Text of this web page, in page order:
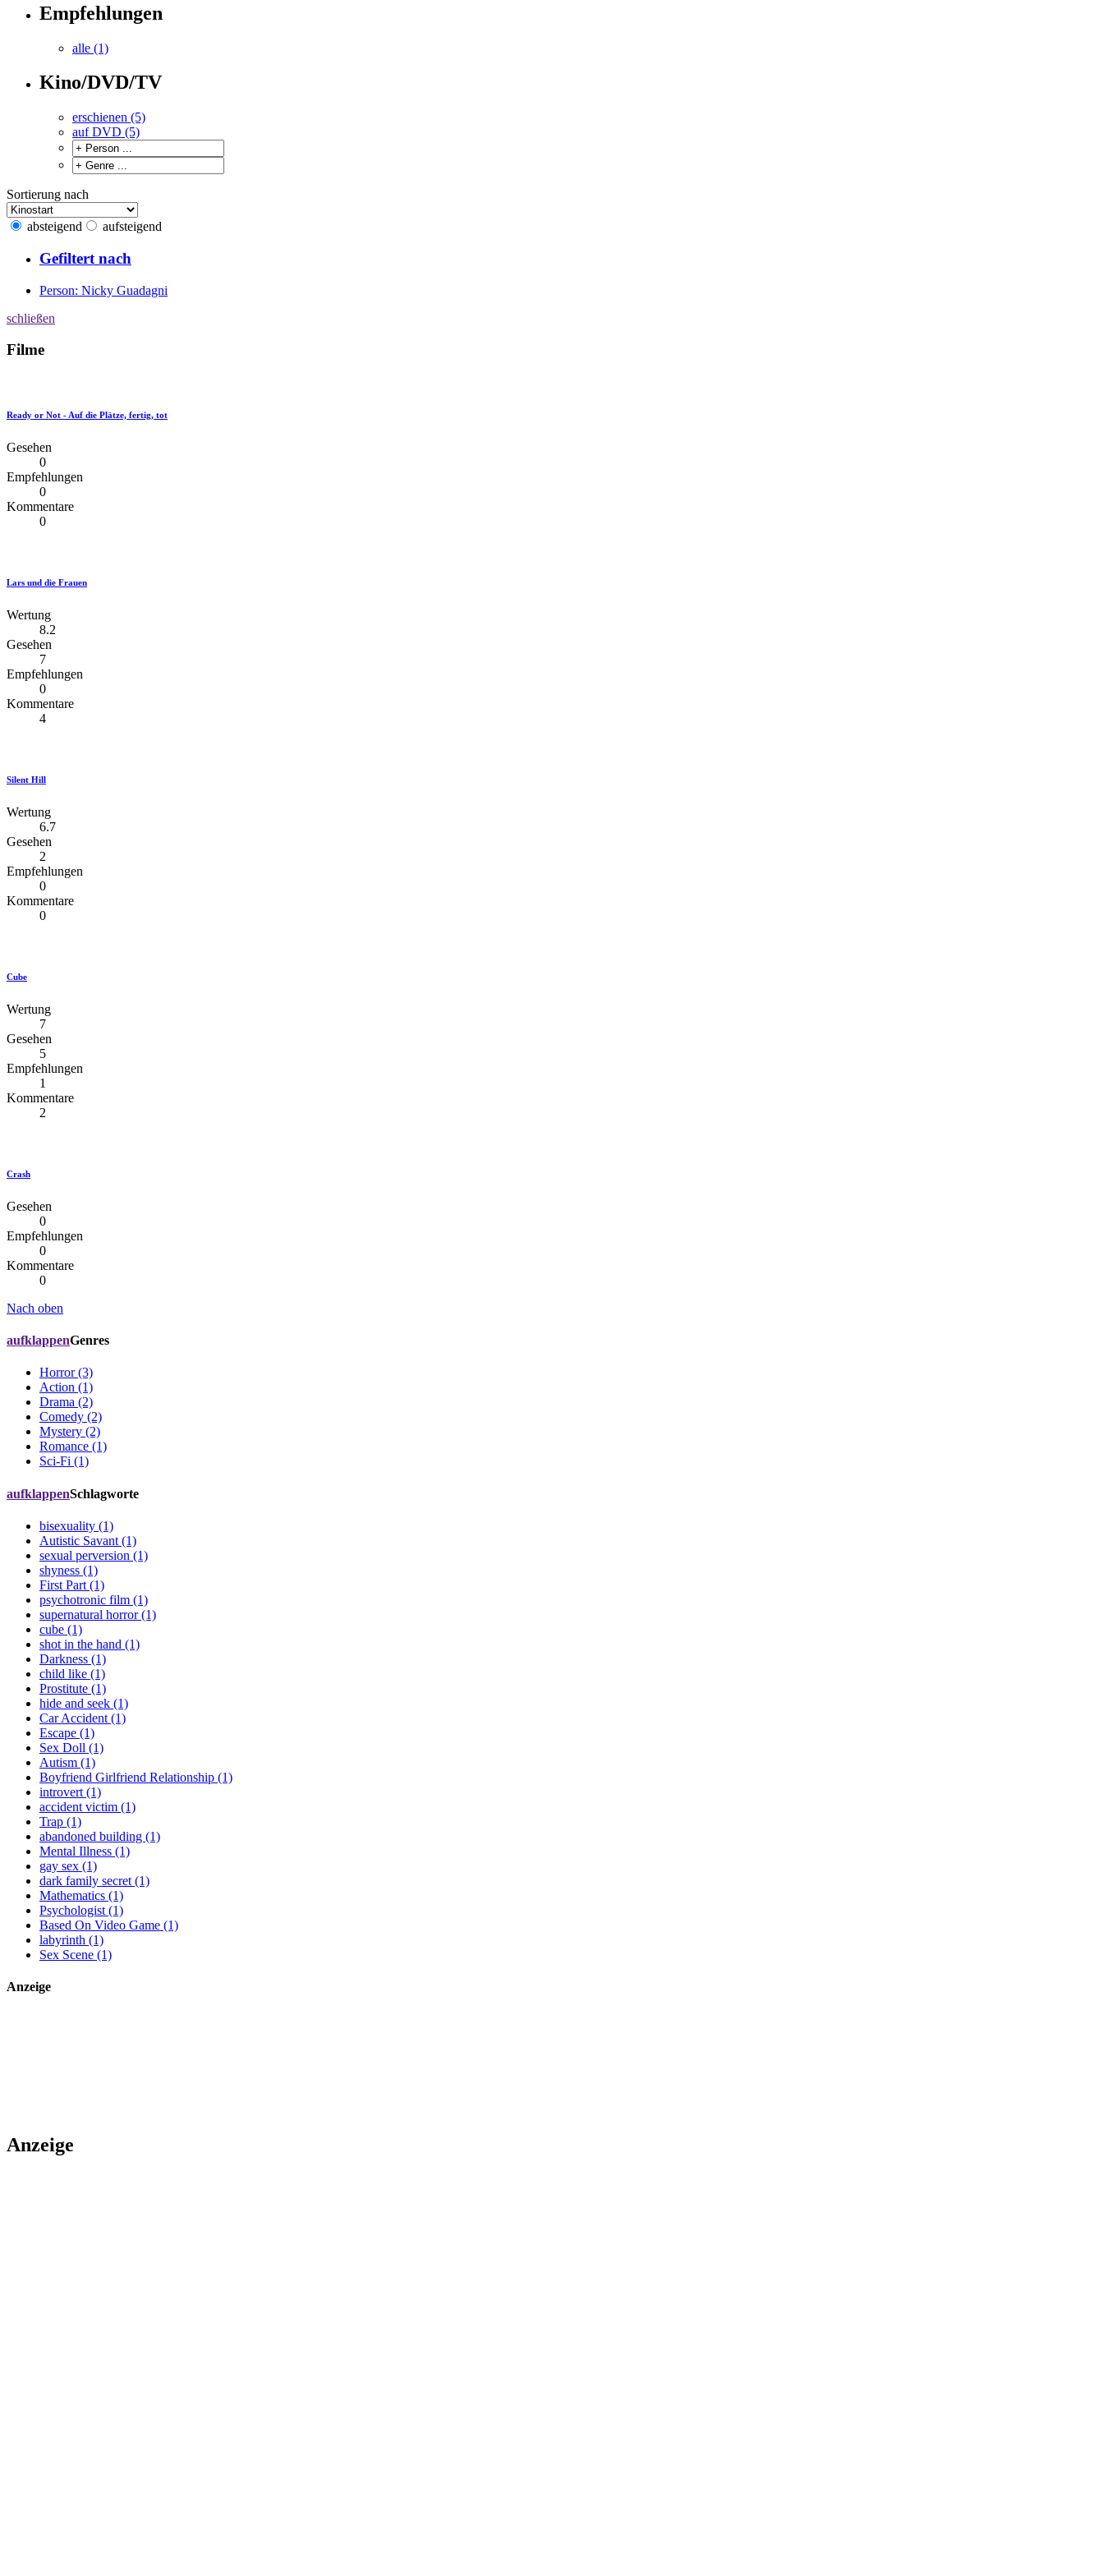
Empfehlungen
alle (1)
Kino/DVD/TV
erschienen (5)
auf DVD (5)
Sortierung nach
absteigend aufsteigend
Gefiltert nach
Person: Nicky Guadagni
schließen
Filme
Ready or Not - Auf die Plätze, fertig, tot
Gesehen
0
Empfehlungen
0
Kommentare
0
Lars und die Frauen
Wertung
8.2
Gesehen
7
Empfehlungen
0
Kommentare
4
Silent Hill
Wertung
6.7
Gesehen
2
Empfehlungen
0
Kommentare
0
Cube
Wertung
7
Gesehen
5
Empfehlungen
1
Kommentare
2
Crash
Gesehen
0
Empfehlungen
0
Kommentare
0
Nach oben
aufklappenGenres
Horror (3)
Action (1)
Drama (2)
Comedy (2)
Mystery (2)
Romance (1)
Sci-Fi (1)
aufklappenSchlagworte
bisexuality (1)
Autistic Savant (1)
sexual perversion (1)
shyness (1)
First Part (1)
psychotronic film (1)
supernatural horror (1)
cube (1)
shot in the hand (1)
Darkness (1)
child like (1)
Prostitute (1)
hide and seek (1)
Car Accident (1)
Escape (1)
Sex Doll (1)
Autism (1)
Boyfriend Girlfriend Relationship (1)
introvert (1)
accident victim (1)
Trap (1)
abandoned building (1)
Mental Illness (1)
gay sex (1)
dark family secret (1)
Mathematics (1)
Psychologist (1)
Based On Video Game (1)
labyrinth (1)
Sex Scene (1)
Anzeige
Anzeige